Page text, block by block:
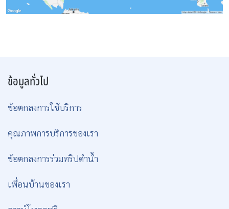
ข้อมูลทั่วไป
ข้อตกลงการใช้บริการ
คุณภาพการบริการของเรา
ข้อตกลงการร่วมทริปดำน้ำ
เพื่อนบ้านของเรา